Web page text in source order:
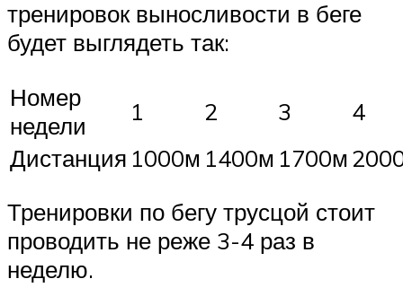
тренировок выносливости в беге
будет выглядеть так:
Номер
недели
1 2 3
4
Дистанция 1000м 1400м 1700м
Тренировки по бегу трусцой стоит
проводить не реже 3-4 раз в
неделю.